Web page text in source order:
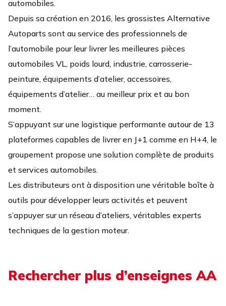
automobiles.
Depuis sa création en 2016, les grossistes Alternative
Autoparts sont au service des professionnels de
l’automobile pour leur livrer les meilleures pièces
automobiles VL, poids lourd, industrie, carrosserie-
peinture, équipements d’atelier, accessoires,
équipements d’atelier… au meilleur prix et au bon
moment.
S’appuyant sur une logistique performante autour de 13
plateformes capables de livrer en J+1 comme en H+4, le
groupement propose une solution complète de produits
et services automobiles.
Les distributeurs ont à disposition une véritable boîte à
outils pour développer leurs activités et peuvent
s’appuyer sur un réseau d’ateliers, véritables experts
techniques de la gestion moteur.
Rechercher plus d’enseignes AA